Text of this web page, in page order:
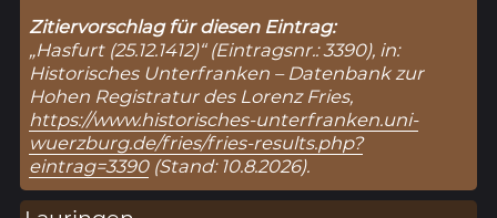
Zitiervorschlag für diesen Eintrag:
„Hasfurt (25.12.1412)“ (Eintragsnr.: 3390), in:
Historisches Unterfranken – Datenbank zur
Hohen Registratur des Lorenz Fries,
https://www.historisches-unterfranken.uni-
wuerzburg.de/fries/fries-results.php?
eintrag=3390(Stand: 10.8.2026).